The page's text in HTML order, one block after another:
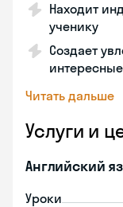
Находит
ученику
Создает
Читать дальше
Услуги и
Английский
Уроки